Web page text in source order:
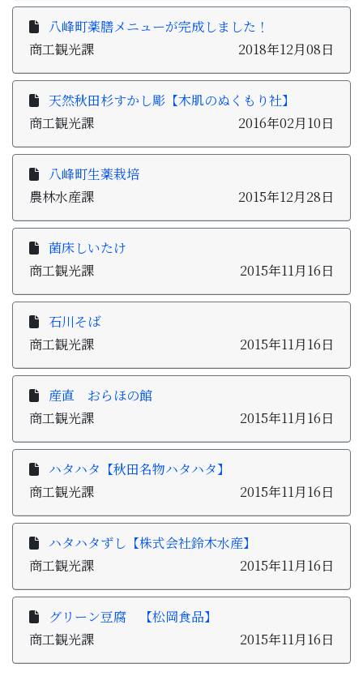
八峰町薬膳メニューが完成しました！
商工観光課
2018年12月08日
天然秋田杉すかし彫【木肌のぬくもり社】
商工観光課
2016年02月10日
八峰町生薬栽培
農林水産課
2015年12月28日
菌床しいたけ
商工観光課
2015年11月16日
石川そば
商工観光課
2015年11月16日
産直 おらほの館
商工観光課
2015年11月16日
ハタハタ【秋田名物ハタハタ】
商工観光課
2015年11月16日
ハタハタずし【株式会社鈴木水産】
商工観光課
2015年11月16日
グリーン豆腐 【松岡食品】
商工観光課
2015年11月16日